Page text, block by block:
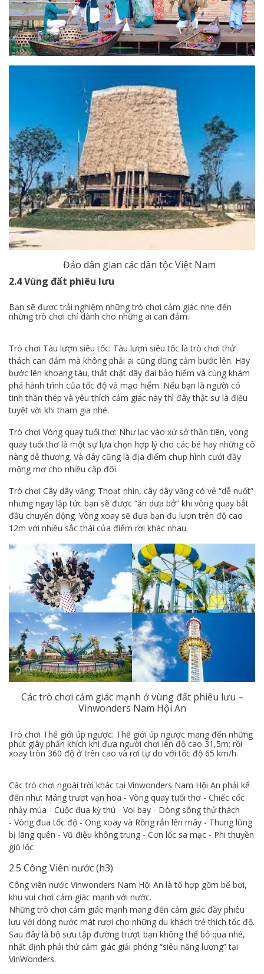
Đảo dân gian các dân tộc Việt Nam
2.4 Vùng đất phiêu lưu
Bạn sẽ được trải nghiệm những trò chơi cảm giác nhẹ đến
những trò chơi chỉ dành cho những ai can đảm.
Trò chơi Tàu lượn siêu tốc: Tàu lượn siêu tốc là trò chơi thử
thách can đảm mà không phải ai cũng dũng cảm bước lên. Hãy
bước lên khoang tàu, thắt chặt dây đai bảo hiểm và cùng khám
phá hành trình của tốc độ và mạo hiểm. Nếu bạn là người có
tinh thần thép và yêu thích cảm giác này thì đây thật sự là điều
tuyệt vời khi tham gia nhé.
Trò chơi Vòng quay tuổi thơ: Như lạc vào xứ sở thần tiên, vòng
quay tuổi thơ là một sự lựa chọn hợp lý cho các bé hay những cô
nàng dễ thương. Và đây cũng là địa điểm chụp hình cưới đầy
mộng mơ cho nhiều cặp đôi.
Trò chơi Cây dây văng: Thoạt nhìn, cây dây văng có vẻ “dễ nuốt”
nhưng ngay lập tức bạn sẽ được “ăn dưa bở” khi vòng quay bắt
đầu chuyển động. Vòng xoay sẽ đưa bạn đu lượn trên độ cao
12m với nhiều sắc thái của điểm rơi khác nhau.
Các trò chơi cảm giác mạnh ở vùng đất phiêu lưu –
Vinwonders Nam Hội An
Trò chơi Thế giới úp ngược: Thế giới úp ngược mang đến những
phút giây phấn khích khi đưa người chơi lên độ cao 31,5m; rồi
xoay tròn 360 độ ở trên cao và rơi tự do với tốc độ 65 km/h.
Các trò chơi ngoài trời khác tại Vinwonders Nam Hội An phải kể
đến như: Máng trượt vạn hoa - Vòng quay tuổi thơ - Chiếc cốc
nhảy múa - Cuộc đua kỳ thú - Voi bay - Dòng sông thử thách
- Vòng đua tốc độ - Ong xoay và Rồng rắn lên mây - Thung lũng
bị lãng quên - Vũ điệu không trung - Cơn lốc sa mạc - Phi thuyền
gió lốc
2.5 Công Viên nước (h3)
Công viên nước Vinwonders Nam Hội An là tổ hợp gồm bể bơi,
khu vui chơi cảm giác mạnh với nước.
Những trò chơi cảm giác mạnh mang đến cảm giác đầy phiêu
lưu với dòng nước mát rượi cho những du khách trẻ thích tốc độ.
Sau đây là bộ sưu tập đường trượt bạn không thể bỏ qua nhé,
nhất định phải thử cảm giác giải phóng “siêu năng lượng” tại
VinWonders.